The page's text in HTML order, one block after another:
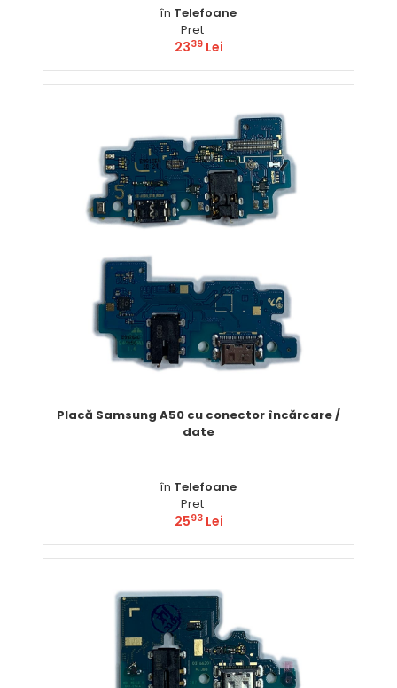
în Telefoane
Pret
2339Lei
Placă Samsung A50 cu conector încărcare /
date
în Telefoane
Pret
2593Lei